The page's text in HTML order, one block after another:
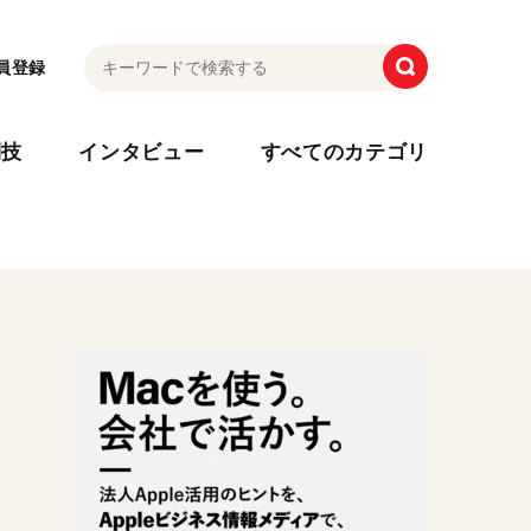
登録
インタビュー すべてのカテゴリ